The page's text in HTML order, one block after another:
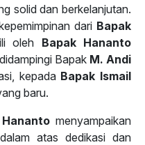
solid dan berkelanjutan.
dari Bapak
oleh Bapak Hananto
Bapak M. Andi
kepada Bapak Ismail
baru.
menyampaikan
atas dedikasi dan